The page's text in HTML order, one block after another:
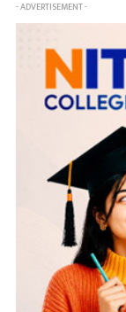
- ADVERTISEMENT -